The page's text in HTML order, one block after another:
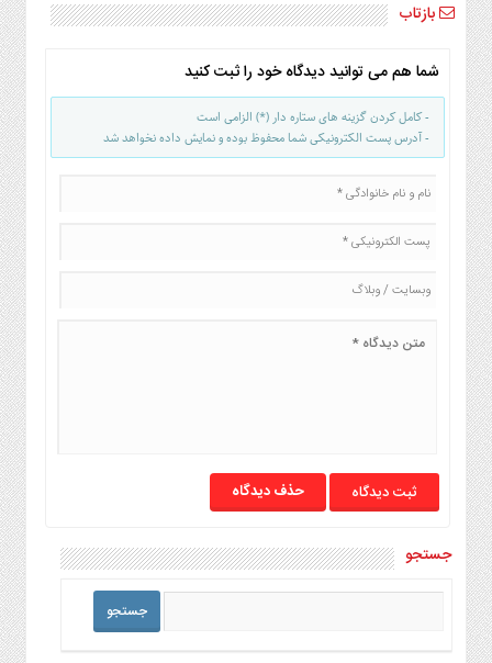
بازتاب
شما هم می توانید دیدگاه خود را ثبت کنید
- کامل کردن گزینه های ستاره دار (*) الزامی است
- آدرس پست الکترونیکی شما محفوظ بوده و نمایش داده نخواهد شد
حذف دیدگاه
جستجو